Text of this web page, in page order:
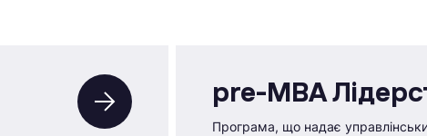
pre-MBA
Програма, що надає